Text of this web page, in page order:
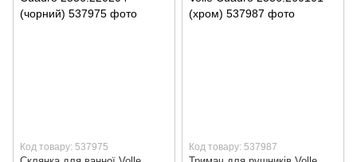
Код товару: 537975 Код товару: 537987